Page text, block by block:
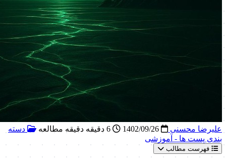
علیرضا محسنی
دسته
بندی پست ها - آموزشی
فهرست مطالب